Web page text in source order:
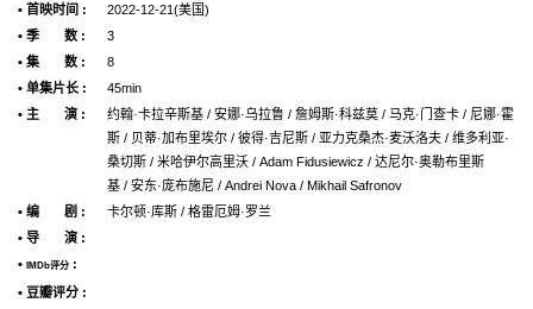
• 首映时间 :
2022-12-21(美国)
• 季 数 :
3
• 集 数 :
8
• 单集片长 :
45min
• 主 演 :
约翰·卡拉辛斯基 / 安娜·乌拉鲁 / 詹姆斯·科兹莫 / 马克·门查卡 / 尼娜·霍
斯 / 贝蒂·加布里埃尔 / 彼得·吉尼斯 / 亚力克桑杰·麦沃洛夫 / 维多利亚·
桑切斯 / 米哈伊尔高里沃 / Adam Fidusiewicz / 达尼尔·奥勒布里斯
基 / 安东·庞布施尼 / Andrei Nova / Mikhail Safronov
• 编 剧 :
卡尔顿·库斯 / 格雷厄姆·罗兰
• 导 演 :
•
IMDb评分 :
• 豆瓣评分 :